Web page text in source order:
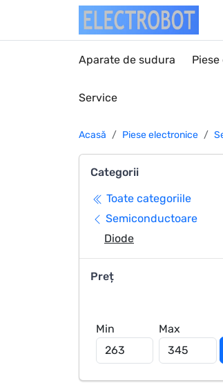
Aparate de sudura
Service
Acasă Piese electronice
Categorii
Toate categoriile
Semiconductoare
Diode
Preț
Min Max